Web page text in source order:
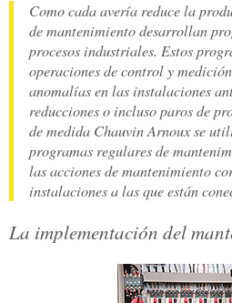
Como cada avería reduce la
de mantenimiento desarrollan
procesos industriales. Estos
operaciones de control y
anomalías en las instalaciones
reducciones o incluso paros de
de medida Chauvin Arnoux se
programas regulares de
las acciones de mantenimiento
instalaciones a las que están
La implementación del